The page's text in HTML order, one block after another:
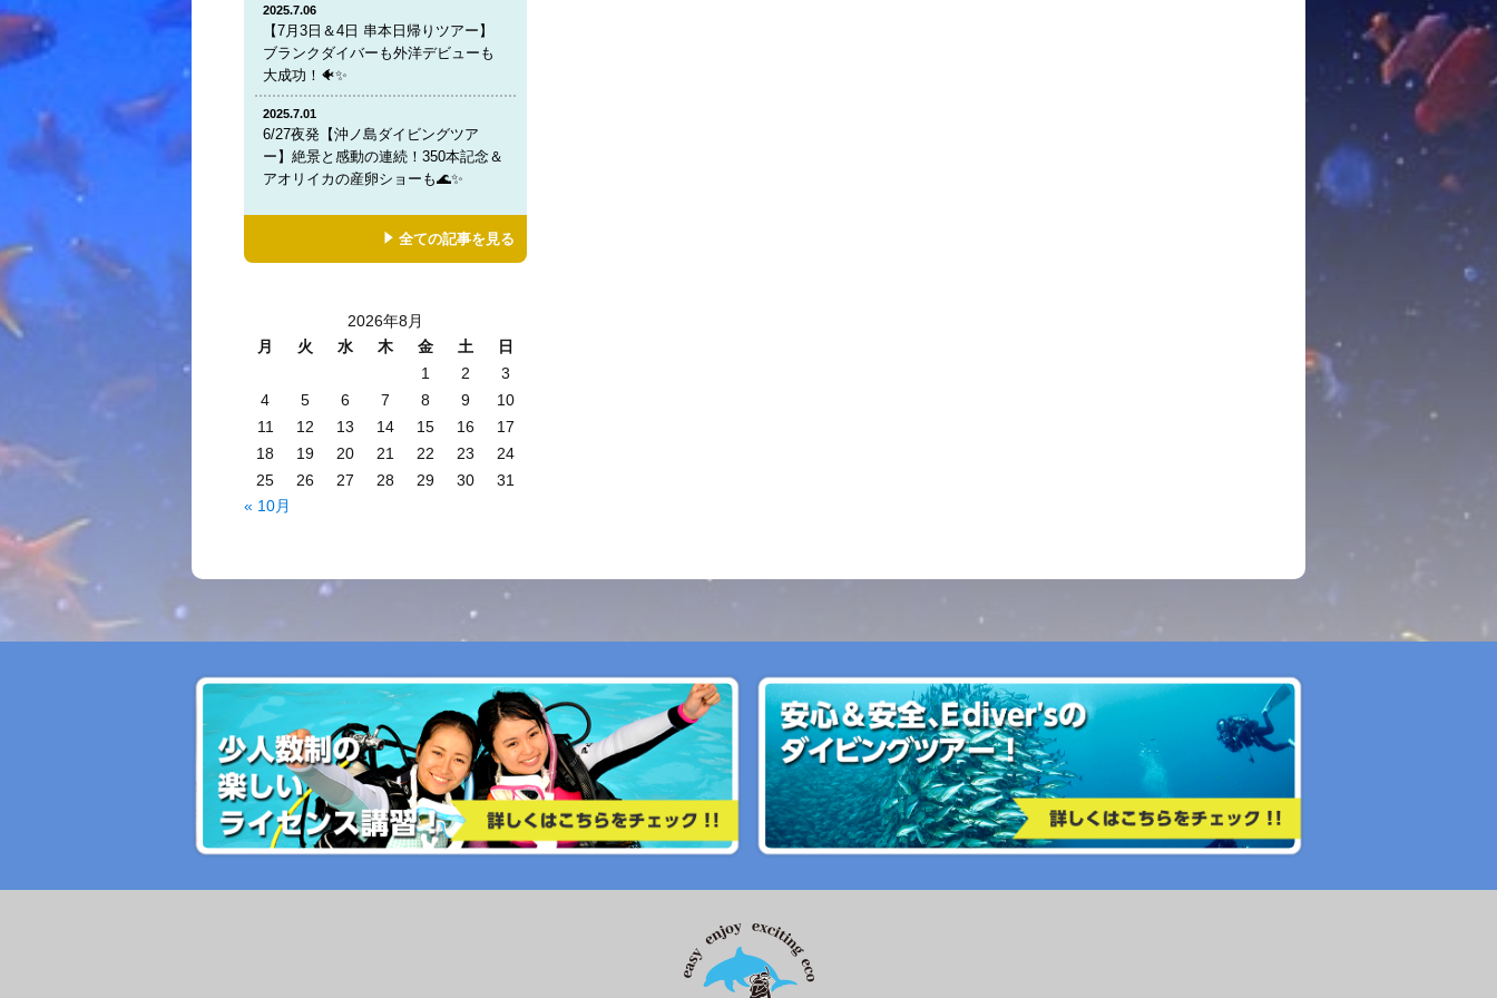
2025.7.06
【7月3日＆4日 串本日帰りツアー】
ブランクダイバーも外洋デビューも
大成功！🐠✨
2025.7.01
6/27夜発【沖ノ島ダイビングツア
ー】絶景と感動の連続！350本記念＆
アオリイカの産卵ショーも🌊✨
全ての記事を見る
2026年8月
月
火 水 木 金 土
日
1
2
3
4
5 6 7 8 9
10
11
12 13 14 15 16
17
18
19 20 21 22 23
24
25
26 27 28 29 30
31
« 10月